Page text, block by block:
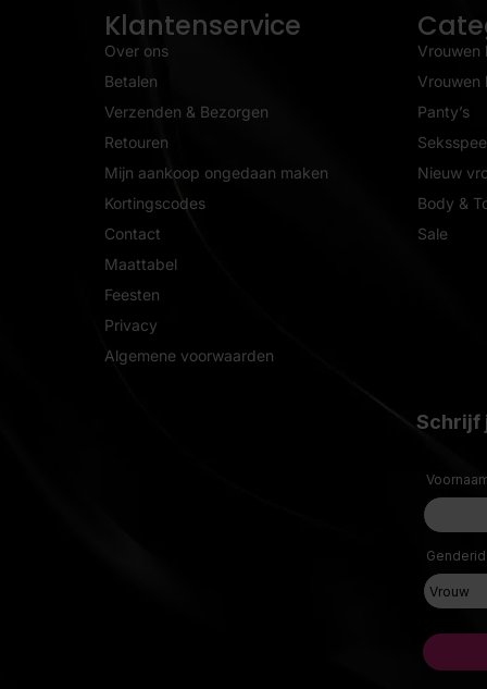
Klantenservice
Over ons
Betalen
Verzenden & Bezorgen
Retouren
Mijn aankoop ongedaan maken
Kortingscodes
Contact
Maattabel
Feesten
Privacy
Algemene voorwaarden
Vrouwen
Vrouwen
Panty’s
Nieuw
Body &
Sale